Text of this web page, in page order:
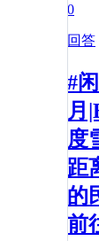
0
回答
#
月
度
距
的
前